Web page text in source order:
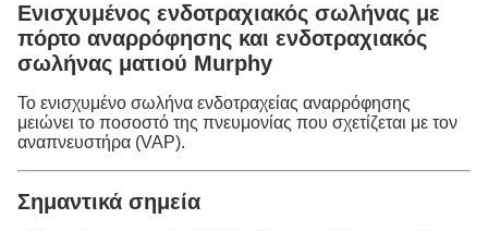
Ενισχυμένος ενδοτραχιακός σωλήνας με
πόρτο αναρρόφησης και ενδοτραχιακός
σωλήνας ματιού Murphy
Το ενισχυμένο σωλήνα ενδοτραχείας αναρρόφησης
μειώνει το ποσοστό της πνευμονίας που σχετίζεται με τον
αναπνευστήρα (VAP).
Σημαντικά σημεία